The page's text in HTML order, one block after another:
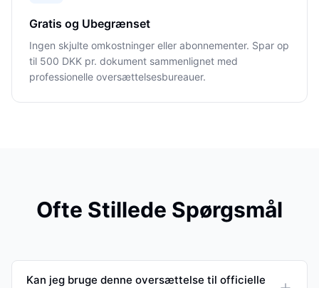
Gratis og Ubegrænset
Ingen skjulte omkostninger eller abonnementer. Spar op
til 500 DKK pr. dokument sammenlignet med
professionelle oversættelsesbureauer.
Ofte Stillede Spørgsmål
Kan jeg bruge denne oversættelse til officielle